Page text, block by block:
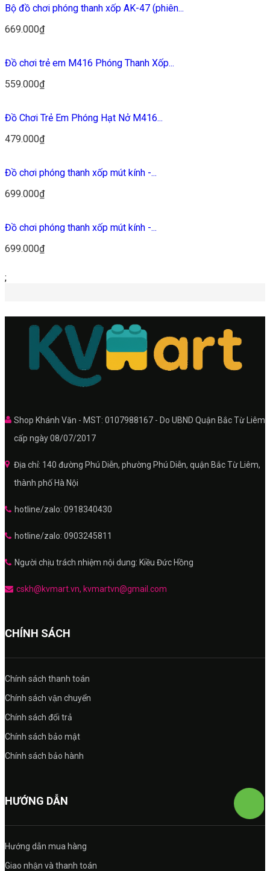
Bộ đồ chơi phóng thanh xốp AK-47 (phiên...
669.000₫
Đồ chơi trẻ em M416 Phóng Thanh Xốp...
559.000₫
Đồ Chơi Trẻ Em Phóng Hạt Nở M416...
479.000₫
Đồ chơi phóng thanh xốp mút kính -...
699.000₫
Đồ chơi phóng thanh xốp mút kính -...
699.000₫
;
Shop Khánh Văn - MST: 0107988167 - Do UBND Quận Bắc Từ Liêm
cấp ngày 08/07/2017
Địa chỉ: 140 đường Phú Diễn, phường Phú Diễn, quận Bắc Từ Liêm,
thành phố Hà Nội
hotline/zalo: 0918340430
hotline/zalo: 0903245811
Người chịu trách nhiệm nội dung: Kiều Đức Hồng
cskh@kvmart.vn, kvmartvn@gmail.com
CHÍNH SÁCH
Chính sách thanh toán
Chính sách vận chuyển
Chính sách đổi trả
Chính sách bảo mật
Chính sách bảo hành
HƯỚNG DẪN
Hướng dẫn mua hàng
Giao nhận và thanh toán